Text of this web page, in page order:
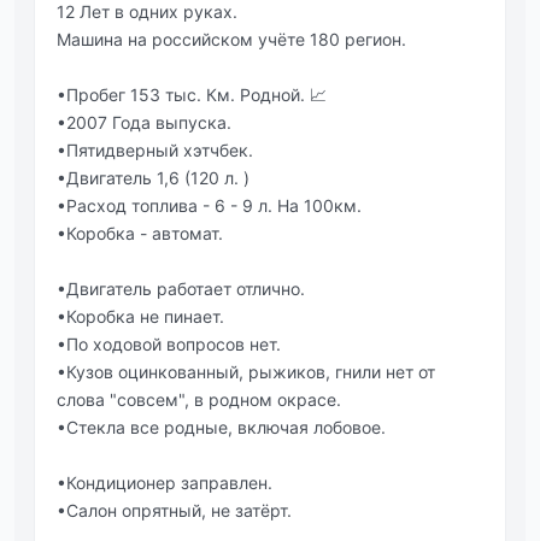
12 Лет в одних руках.
Машина на российском учёте 180 регион.
•Пробег 153 тыс. Км. Родной. 📈
•2007 Года выпуска.
•Пятидверный хэтчбек.
•Двигатель 1,6 (120 л. )
•Расход топлива - 6 - 9 л. На 100км.
•Коробка - автомат.
•Двигатель работает отлично.
•Коробка не пинает.
•По ходовой вопросов нет.
•Кузов оцинкованный, рыжиков, гнили нет от
слова "совсем", в родном окрасе.
•Стекла все родные, включая лобовое.
•Кондиционер заправлен.
•Салон опрятный, не затëрт.